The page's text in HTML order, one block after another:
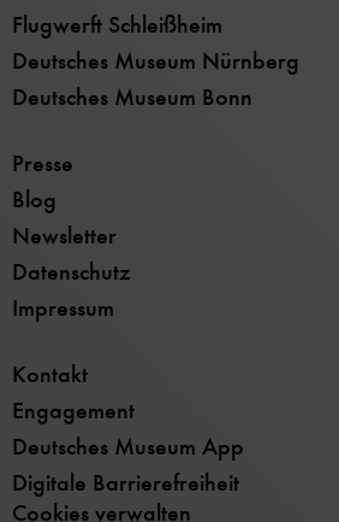
Flugwerft Schleißheim
Deutsches Museum Nürnberg
Deutsches Museum Bonn
Presse
Blog
Newsletter
Datenschutz
Impressum
Kontakt
Engagement
Deutsches Museum App
Digitale Barrierefreiheit
Cookies verwalten